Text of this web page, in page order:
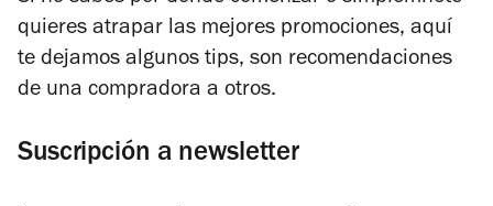
quieres atrapar las mejores promociones, aquí
te dejamos algunos tips, son recomendaciones
de una compradora a otros.
Suscripción a newsletter